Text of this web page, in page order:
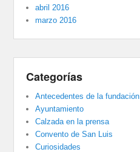
abril 2016
marzo 2016
Categorías
Antecedentes de la fundación
Ayuntamiento
Calzada en la prensa
Convento de San Luis
Curiosidades